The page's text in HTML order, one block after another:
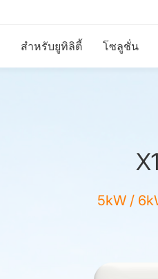
สำหรับยูทิลิตี้ โซลูชั่น
5kW /